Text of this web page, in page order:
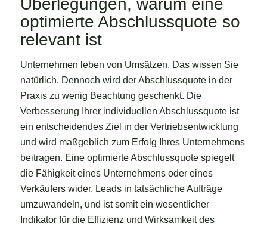
Überlegungen, warum eine
optimierte Abschlussquote so
relevant ist
Unternehmen leben von Umsätzen. Das wissen Sie
natürlich. Dennoch wird der Abschlussquote in der
Praxis zu wenig Beachtung geschenkt. Die
Verbesserung Ihrer individuellen Abschlussquote ist
ein entscheidendes Ziel in der Vertriebsentwicklung
und wird maßgeblich zum Erfolg Ihres Unternehmens
beitragen. Eine optimierte Abschlussquote spiegelt
die Fähigkeit eines Unternehmens oder eines
Verkäufers wider, Leads in tatsächliche Aufträge
umzuwandeln, und ist somit ein wesentlicher
Indikator für die Effizienz und Wirksamkeit des